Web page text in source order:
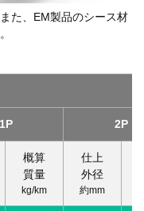
た、EM製品のシース材
1P 2P
概算
質量
kg/km
仕上
外径
約mm